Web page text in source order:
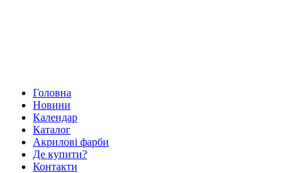
Головна
Новини
Календар
Каталог
Акрилові фарби
Де купити?
Контакти